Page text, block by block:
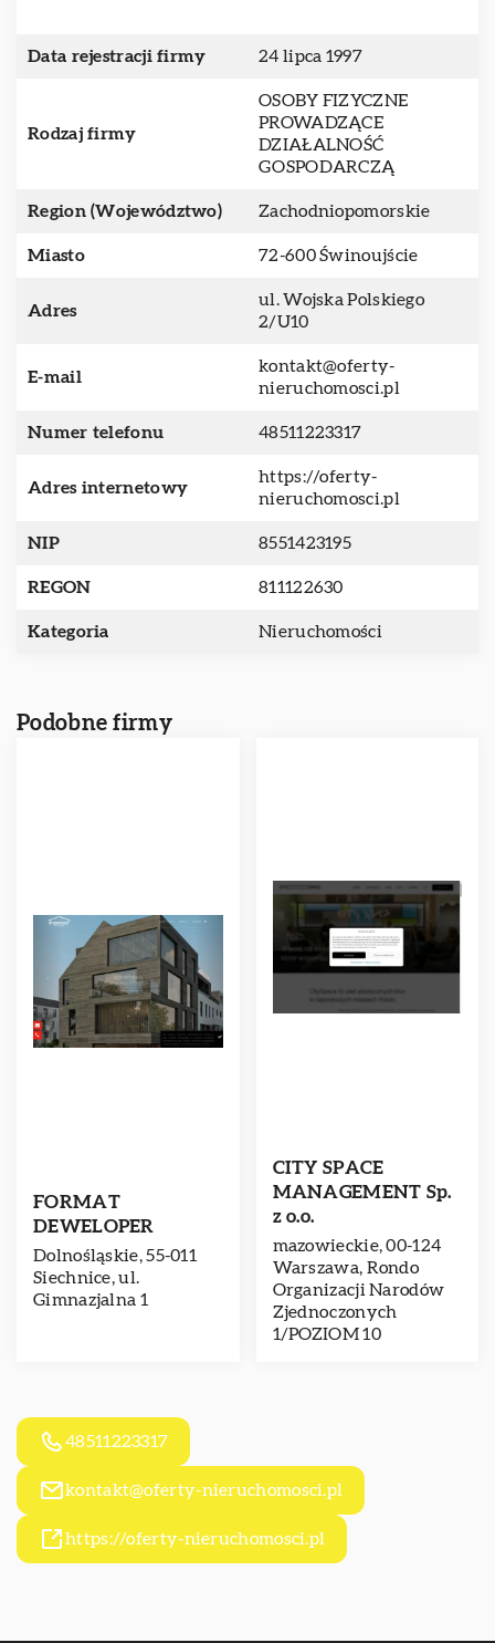
Data rejestracji firmy 24 lipca 1997
Rodzaj firmy
OSOBY FIZYCZNE
PROWADZĄCE
DZIAŁALNOŚĆ
GOSPODARCZĄ
Region (Województwo) Zachodniopomorskie
Miasto 72-600 Świnoujście
Adres
ul. Wojska Polskiego
2/U10
E-mail
kontakt@oferty-
nieruchomosci.pl
Numer telefonu 48511223317
Adres internetowy
https://oferty-
nieruchomosci.pl
NIP 8551423195
REGON 811122630
Kategoria Nieruchomości
Podobne firmy
FORMAT
DEWELOPER
Dolnośląskie, 55-011
Siechnice, ul.
Gimnazjalna 1
CITY SPACE
MANAGEMENT Sp.
z o.o.
mazowieckie, 00-124
Warszawa, Rondo
Organizacji Narodów
Zjednoczonych
1/POZIOM 10
48511223317
kontakt@oferty-nieruchomosci.pl
https://oferty-nieruchomosci.pl